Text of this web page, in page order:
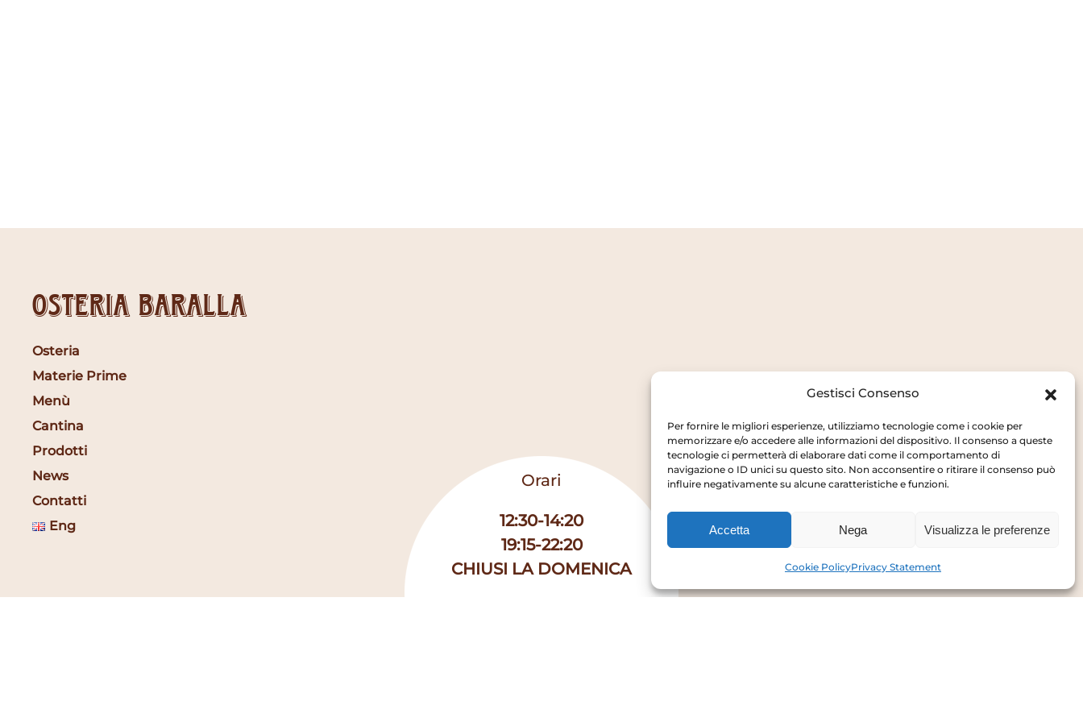
Gestisci Consenso
Per fornire le migliori esperienze, utilizziamo tecnologie come i cookie per
memorizzare e/o accedere alle informazioni del dispositivo. Il consenso a queste
tecnologie ci permetterà di elaborare dati come il comportamento di
navigazione o ID unici su questo sito. Non acconsentire o ritirare il consenso può
influire negativamente su alcune caratteristiche e funzioni.
Accetta Nega Visualizza le preferenze
Cookie PolicyPrivacy Statement
Osteria Baralla
Osteria
Materie Prime
Menù
Cantina
Prodotti
News
Contatti
Eng
Orari
12:30-14:20
19:15-22:20
CHIUSI LA DOMENICA
Cookie Policy